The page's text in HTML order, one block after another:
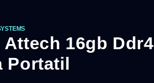
Attech 16gb Ddr4
Portatil